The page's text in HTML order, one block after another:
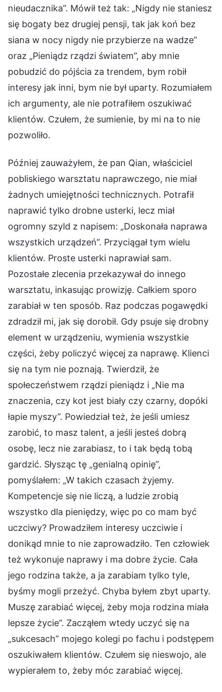
nieudacznika”. Mówił też tak: „Nigdy nie staniesz
się bogaty bez drugiej pensji, tak jak koń bez
siana w nocy nigdy nie przybierze na wadze”
oraz „Pieniądz rządzi światem”, aby mnie
pobudzić do pójścia za trendem, bym robił
interesy jak inni, bym nie był uparty. Rozumiałem
ich argumenty, ale nie potrafiłem oszukiwać
klientów. Czułem, że sumienie, by mi na to nie
pozwoliło.
Później zauważyłem, że pan Qian, właściciel
pobliskiego warsztatu naprawczego, nie miał
żadnych umiejętności technicznych. Potrafił
naprawić tylko drobne usterki, lecz miał
ogromny szyld z napisem: „Doskonała naprawa
wszystkich urządzeń”. Przyciągał tym wielu
klientów. Proste usterki naprawiał sam.
Pozostałe zlecenia przekazywał do innego
warsztatu, inkasując prowizję. Całkiem sporo
zarabiał w ten sposób. Raz podczas pogawędki
zdradził mi, jak się dorobił. Gdy psuje się drobny
element w urządzeniu, wymienia wszystkie
części, żeby policzyć więcej za naprawę. Klienci
się na tym nie poznają. Twierdził, że
społeczeństwem rządzi pieniądz i „Nie ma
znaczenia, czy kot jest biały czy czarny, dopóki
łapie myszy”. Powiedział też, że jeśli umiesz
zarobić, to masz talent, a jeśli jesteś dobrą
osobę, lecz nie zarabiasz, to i tak będą tobą
gardzić. Słysząc tę „genialną opinię”,
pomyślałem: „W takich czasach żyjemy.
Kompetencje się nie liczą, a ludzie zrobią
wszystko dla pieniędzy, więc po co mam być
uczciwy? Prowadziłem interesy uczciwie i
donikąd mnie to nie zaprowadziło. Ten człowiek
też wykonuje naprawy i ma dobre życie. Cała
jego rodzina także, a ja zarabiam tylko tyle,
byśmy mogli przeżyć. Chyba byłem zbyt uparty.
Muszę zarabiać więcej, żeby moja rodzina miała
lepsze życie”. Zacząłem wtedy uczyć się na
„sukcesach” mojego kolegi po fachu i podstępem
oszukiwałem klientów. Czułem się nieswojo, ale
wypierałem to, żeby móc zarabiać więcej.